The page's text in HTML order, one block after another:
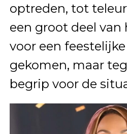
optreden, tot
een groot deel
voor een
gekomen, maar
begrip voor de